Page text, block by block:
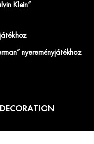
Klein”
játékhoz
nyereményjátékhoz
DECORATION